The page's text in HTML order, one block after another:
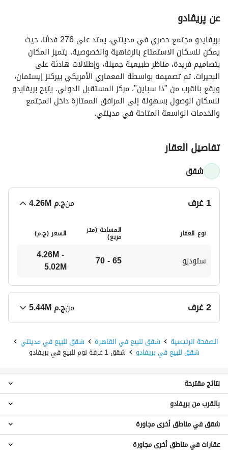
عن پريڤادو
بريفايدو مجتمع حصري في مدينتي، يمتد على 276 فدانًا، حيث
يمكن للسكان الاستمتاع بالرفاهية والخصوصية. يتميز المكان
بتصاميم فريدة، مناظر طبيعية جميلة، وإطلالات هادئة على
البحيرات. تم تصميمه بواسطة المعماري الأمريكي بيركنز إيستمان،
ويقع بالقرب من "ذا سباين"، مركز المستقبل الدولي. يتيح بريفايدو
للسكان الوصول بسهولة إلى المرافق الممتازة داخل المجتمع
والخدمات الواسعة المتاحة في مدينتي.
تفاصيل العقار
شقق
1 غرف منج.م4.26M
نوع العقار المساحة (متر
مربع) السعر (ج.م)
ستوديو 65 - 70
4.26M -
5.02M
2 غرف منج.م5.44M
نوع العقار مربع) السعر ( )
5.44M -
6.41M
الصفحة الرئيسية شقق للبيع في القاهرة شقق للبيع في مدينتي
شقق للبيع في بريفادو شقق 1 غرفة نوم للبيع في بريفادو
استوديو للبيع في بريفادو
شقق 2 غرفة نوم للبيع في بريفادو
شقق 3 غرف نوم للبيع في بريفادو
شقق 4 غرف نوم للبيع في بريفادو
نتائج مقترحة
شقق 1 غرفة نوم للبيع في الجار
شقق 1 غرفة نوم للبيع في ليفين
شقق 1 غرفة نوم للبيع في النخيل
بالقرب من بريفادو
شقق للبيع في مدينة الشروق
شقق في مناطق أخرى مجاورة
عقارات في مناطق أخرى مجاورة